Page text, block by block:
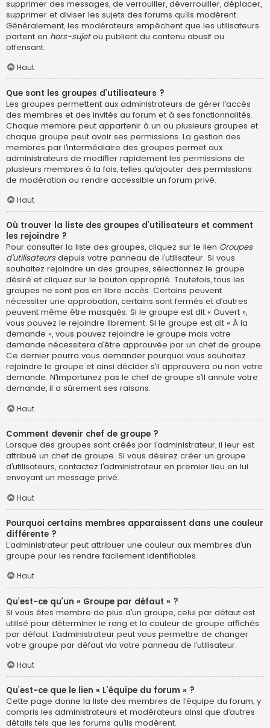
supprimer des messages, de verrouiller, déverrouiller, déplacer,
supprimer et diviser les sujets des forums qu’ils modèrent.
Généralement, les modérateurs empêchent que les utilisateurs
partent en hors-sujetou publient du contenu abusif ou
offensant.
Haut
Que sont les groupes d’utilisateurs ?
Les groupes permettent aux administrateurs de gérer l’accès
des membres et des invités au forum et à ses fonctionnalités.
Chaque membre peut appartenir à un ou plusieurs groupes et
chaque groupe peut avoir ses permissions. La gestion des
membres par l’intermédiaire des groupes permet aux
administrateurs de modifier rapidement les permissions de
plusieurs membres à la fois, telles qu’ajouter des permissions
de modération ou rendre accessible un forum privé.
Haut
Où trouver la liste des groupes d’utilisateurs et comment
les rejoindre ?
Pour consulter la liste des groupes, cliquez sur le lien Groupes
d’utilisateursdepuis votre panneau de l’utilisateur. Si vous
souhaitez rejoindre un des groupes, sélectionnez le groupe
désiré et cliquez sur le bouton approprié. Toutefois, tous les
groupes ne sont pas en libre accès. Certains peuvent
nécessiter une approbation, certains sont fermés et d’autres
peuvent même être masqués. Si le groupe est dit « Ouvert »,
vous pouvez le rejoindre librement. Si le groupe est dit « À la
demande », vous pouvez rejoindre le groupe mais votre
demande nécessitera d’être approuvée par un chef de groupe.
Ce dernier pourra vous demander pourquoi vous souhaitez
rejoindre le groupe et ainsi décider s’il approuvera ou non votre
demande. N’importunez pas le chef de groupe s’il annule votre
demande, il a sûrement ses raisons.
Haut
Comment devenir chef de groupe ?
Lorsque des groupes sont créés par l’administrateur, il leur est
attribué un chef de groupe. Si vous désirez créer un groupe
d’utilisateurs, contactez l’administrateur en premier lieu en lui
envoyant un message privé.
Haut
Pourquoi certains membres apparaissent dans une couleur
différente ?
L’administrateur peut attribuer une couleur aux membres d’un
groupe pour les rendre facilement identifiables.
Haut
Qu’est-ce qu’un « Groupe par défaut » ?
Si vous êtes membre de plus d’un groupe, celui par défaut est
utilisé pour déterminer le rang et la couleur de groupe affichés
par défaut. L’administrateur peut vous permettre de changer
votre groupe par défaut via votre panneau de l’utilisateur.
Haut
Qu’est-ce que le lien « L’équipe du forum » ?
Cette page donne la liste des membres de l’équipe du forum, y
compris les administrateurs et modérateurs ainsi que d’autres
détails tels que les forums qu’ils modèrent.